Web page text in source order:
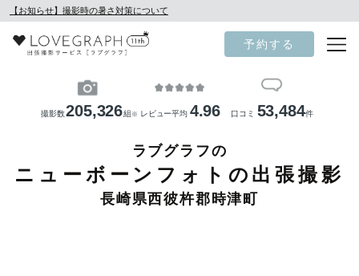
【お知らせ】撮影時の暑さ対策について
予約する
撮影数205,326組 ※ レビュー平均 4.96 口コミ 53,484件
ラブグラフの
ニューボーンフォトの出張撮影
長崎県西彼杵郡時津町